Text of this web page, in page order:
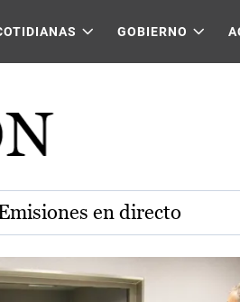
GOBIERNO
en directo